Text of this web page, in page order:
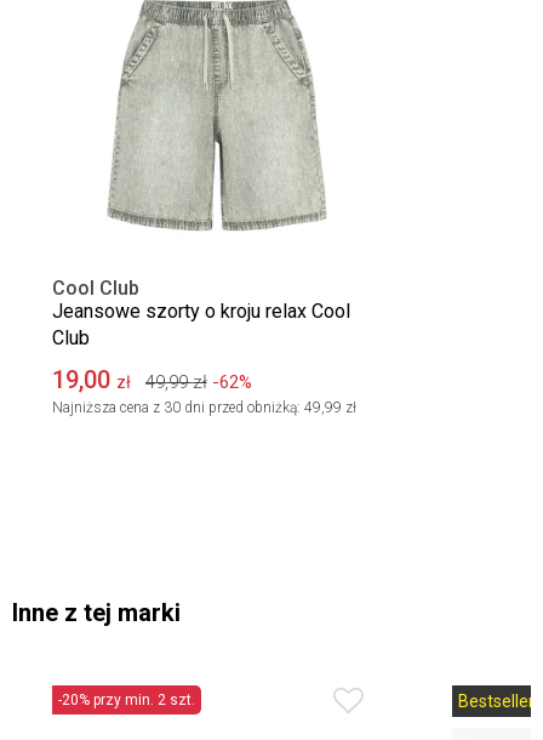
Cool Club
Jeansowe szorty o kroju relax Cool
Club
19,00 zł 49,99 zł -62%
Najniższa cena z 30 dni przed obniżką: 49,99 zł
Inne z tej marki
-20% przy min. 2 szt. Bestseller